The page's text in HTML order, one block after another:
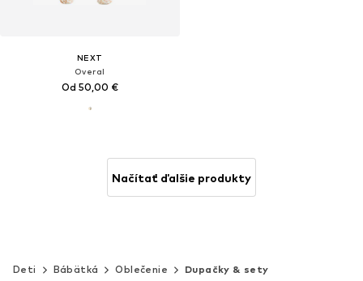
NEXT
Overal
Od 50,00 €
Načítať ďalšie produkty
Deti Bábätká Oblečenie Dupačky & sety